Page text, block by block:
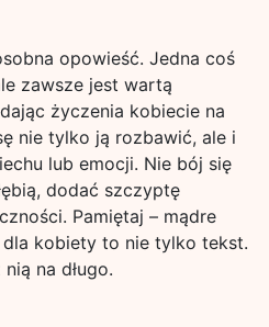
opowieść. Jedna coś
zawsze jest wartą
życzenia kobiecie na
nie tylko ją rozbawić, ale i
lub emocji. Nie bój się
dodać szczyptę
Pamiętaj – mądre
kobiety to nie tylko tekst.
na długo.